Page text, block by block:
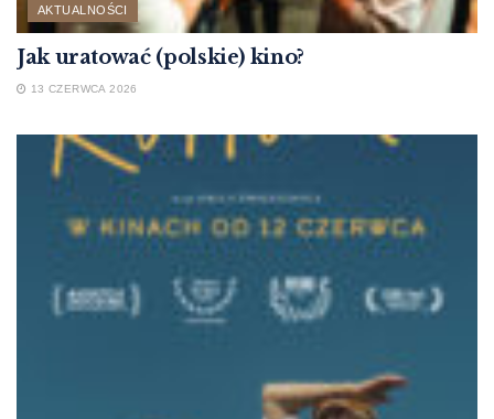
AKTUALNOŚCI
Jak uratować (polskie) kino?
13 CZERWCA 2026